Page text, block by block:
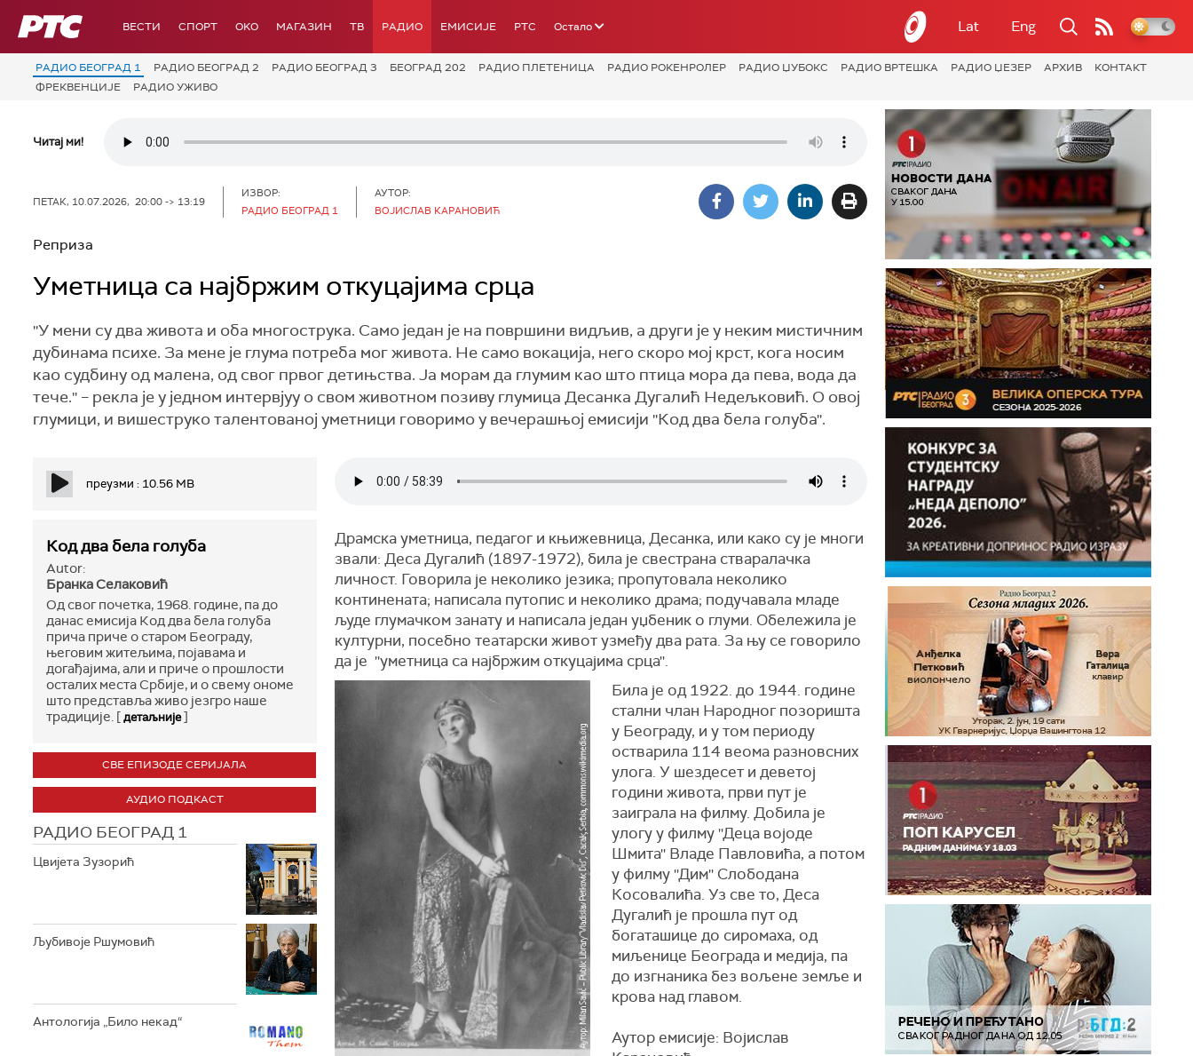
РТС ВЕСТИ СПОРТ OKO МАГАЗИН ТВ РАДИО ЕМИСИЈЕ РТС Остало Lat Eng
РАДИО БЕОГРАД 1 РАДИО БЕОГРАД 2 РАДИО БЕОГРАД 3 БЕОГРАД 202 РАДИО ПЛЕТЕНИЦА РАДИО РОКЕНРОЛЕР РАДИО ЏУБОКС РАДИО ВРТЕШКА РАДИО ЏЕЗЕР АРХИВ
КОНТАКТ
ФРЕКВЕНЦИЈЕ
РАДИО УЖИВО
Читај ми!
ПЕТАК, 10.07.2026, 20:00 -> 13:19
ИЗВОР:
РАДИО БЕОГРАД 1
АУТОР:
ВОЈИСЛАВ КАРАНОВИЋ
Реприза
Уметница са најбржим откуцајима срца
''У мени су два живота и оба многострука. Само један је на површини видљив, а други је у неким мистичним
дубинама психе. За мене је глума потреба мог живота. Не само вокација, него скоро мој крст, кога носим
као судбину од малена, од свог првог детињства. Ја морам да глумим као што птица мора да пева, вода да
тече.'' – рекла је у једном интервјуу о свом животном позиву глумица Десанка Дугалић Недељковић. О овој
глумици, и вишеструко талентованој уметници говоримо у вечерашњој емисији ''Код два бела голуба''.
преузми : 10.56 MB
Код два бела голуба
Autor:
Бранка Селаковић
Од свог почетка, 1968. године, па до
данас емисија Код два бела голуба
прича приче о старом Београду,
његовим житељима, појавама и
догађајима, али и приче о прошлости
осталих места Србије, и о свему ономе
што представља живо језгро наше
традиције. [детаљније]
СВЕ ЕПИЗОДЕ СЕРИЈАЛА
АУДИО ПОДКАСТ
РАДИО БЕОГРАД 1
Цвијета Зузорић
Љубивоје Ршумовић
Антологија „Било некад“
Драмска уметница, педагог и књижевница, Десанка, или како су је многи
звали: Деса Дугалић (1897-1972), била је свестрана стваралачка
личност. Говорила је неколико језика; пропутовала неколико
континената; написала путопис и неколико драма; подучавала младе
људе глумачком занату и написала један уџбеник о глуми. Обележила је
културни, посебно театарски живот узмеђу два рата. За њу се говорило
да је ''уметница са најбржим откуцајима срца''.
Била је од 1922. до 1944. године
стални члан Народног позоришта
у Београду, и у том периоду
остварила 114 веома разновсних
улога. У шездесет и деветој
години живота, први пут је
заиграла на филму. Добила је
улогу у филму ''Деца војоде
Шмита'' Владе Павловића, а потом
у филму ''Дим'' Слободана
Косовалића. Уз све то, Деса
Дугалић је прошла пут од
богаташице до сиромаха, од
миљенице Београда и медија, па
до изгнаника без вољене земље и
крова над главом.
Аутор емисије: Војислав